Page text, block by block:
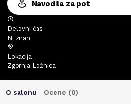
Navodila za pot
Delovni čas
Ni znan
Lokacija
Zgornja Ložnica
O salonu Ocene (0)